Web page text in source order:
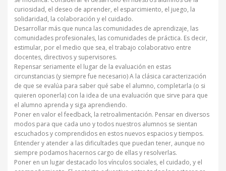
curiosidad, el deseo de aprender, el esparcimiento, el juego, la
solidaridad, la colaboración y el cuidado.
Desarrollar más que nunca las comunidades de aprendizaje, las
comunidades profesionales, las comunidades de práctica. Es decir,
estimular, por el medio que sea, el trabajo colaborativo entre
docentes, directivos y supervisores.
Repensar seriamente el lugar de la evaluación en estas
circunstancias (y siempre fue necesario) A la clásica caracterización
de que se evalúa para saber qué sabe el alumno, completarla (o si
quieren oponerla) con la idea de una evaluación que sirve para que
el alumno aprenda y siga aprendiendo.
Poner en valor el feedback, la retroalimentación. Pensar en diversos
modos para que cada uno y todos nuestros alumnos se sientan
escuchados y comprendidos en estos nuevos espacios y tiempos.
Entender y atender a las dificultades que puedan tener, aunque no
siempre podamos hacernos cargo de ellas y resolverlas.
Poner en un lugar destacado los vínculos sociales, el cuidado, y el